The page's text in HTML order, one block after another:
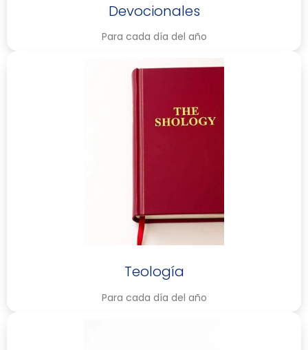
Devocionales
Para cada día del año
Teología
Para cada día del año